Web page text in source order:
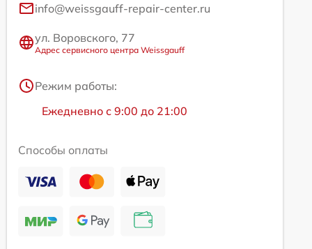
info@weissgauff-repair-center.ru
ул. Воровского, 77
Адрес сервисного центра Weissgauff
Режим работы:
Ежедневно с 9:00 до 21:00
Способы оплаты